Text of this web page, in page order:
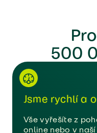
500
Jsme rychlí a
Vše vyřešíte z
online nebo v naší